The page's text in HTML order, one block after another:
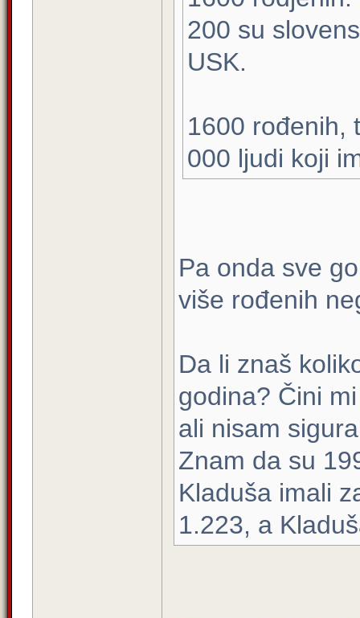
200 su
USK.
1600 rođenih,
000 ljudi koji
Pa onda sve
više rođenih
Da li znaš
godina? Čini
ali nisam
Znam da su
Kladuša imali
1.223, a